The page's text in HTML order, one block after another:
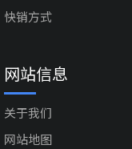
快销方式
网站信息
关于我们
网站地图